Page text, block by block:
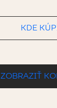
KDE
ZOBRAZIŤ